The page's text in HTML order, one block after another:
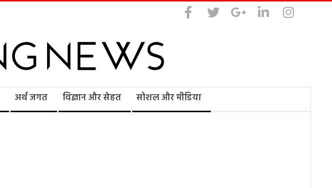
अर्थ जगत विज्ञान और सेहत सोशल और मीडिया